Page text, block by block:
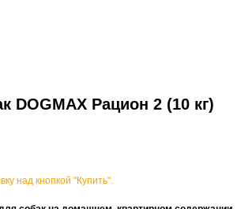
DOGMAX Рацион 2 (10 кг)
над кнопкой "Купить".